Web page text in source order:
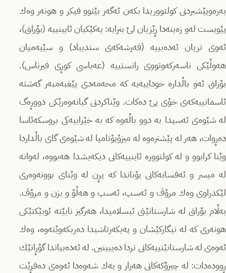
بەرەوپێشبردنى كولتووریدا بكەن ئەگەر بێتوو فیكر و هونەر وەك
پێویست لەو زەینەدا ڕێزیان لێ بنرایە: یەكێكیان ئایینییە (بۆراق)،
ئەوی تریان ئەدەبییە (فەرشەكەى سندیباد) و سێیەمیان
هەوڵێكى ناسەركەوتووى زانستییە (عەباسى كوڕى فیرناس).
بۆراق ئەو باڵدارە خوداییەیە كە محەمەدى پێغبەمبەر گەشتە
ئاسمانییەكەى خۆى پێ دەكات. وێناكردنى گیانەوەرێكى دووڕەگ
لە شێوەى ئەسپدا بە دوو باڵەوە كە بە خێراییەكى بروسكەئاسا
دەڕوات، هەر لە پێشترەوە لە میزۆپۆتامیا لە شێوەى گاى باڵداردا
وێنا كرابوو و لە كولتوورە ئاینییەكانى دیكەیشدا هەبووە، لەوانە
لە میسر و ئەفسانەكانى یۆناندا كە پڕن لە وێناى بوونەوەرى
لێكدراوى وەك مرۆڤ و ئەسپ، ئەسپ و هەڵۆ و بزن و مرۆڤ.
بەڵام بۆراق لە شارستانێتى ئیسلامیدا، هەرگیز نابێتە ئوبێكتێكى
هونەرى كە لە نیگاركێشان و پەیكەرتاشیدا دەربكەوێتەوە، وەك
ئەوەى لە شارستانێتییەكانى تردا دەیبینین. لە ئەدەبیاتدا گۆڕانێك
ڕوودەدات: لە چیرۆكەكانى هەزار و یەك شەوەدا ئەوەى دەفڕێت